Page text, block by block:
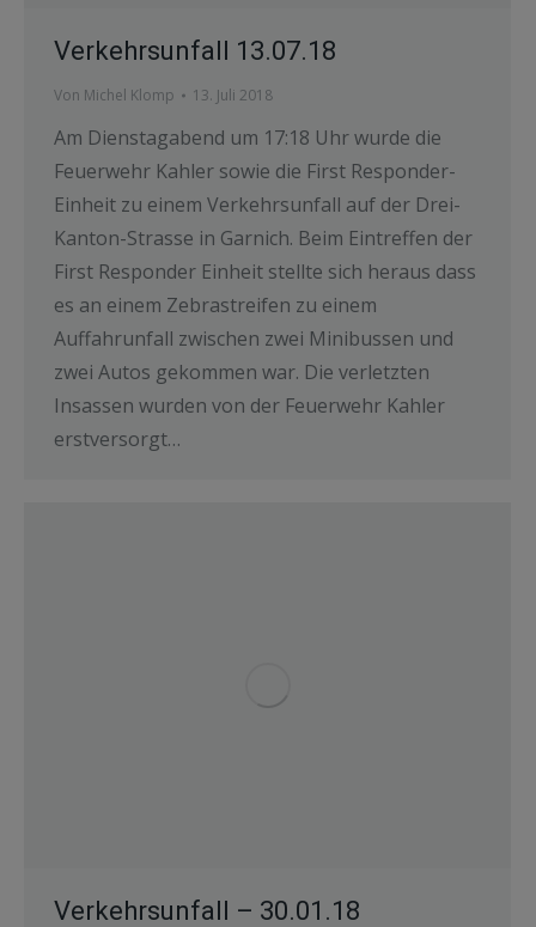
Verkehrsunfall 13.07.18
Von Michel Klomp 13. Juli 2018
Am Dienstagabend um 17:18 Uhr wurde die
Feuerwehr Kahler sowie die First Responder-
Einheit zu einem Verkehrsunfall auf der Drei-
Kanton-Strasse in Garnich. Beim Eintreffen der
First Responder Einheit stellte sich heraus dass
es an einem Zebrastreifen zu einem
Auffahrunfall zwischen zwei Minibussen und
zwei Autos gekommen war. Die verletzten
Insassen wurden von der Feuerwehr Kahler
erstversorgt…
Verkehrsunfall – 30.01.18